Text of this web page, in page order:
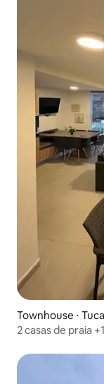
Townhouse ⋅
2 casas de praia